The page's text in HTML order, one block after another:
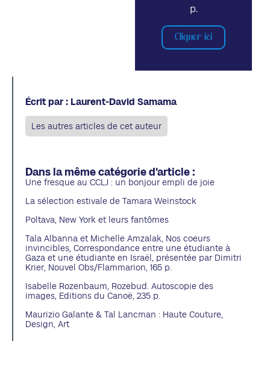
p.
Cliquer ici
Écrit par : Laurent-David Samama
Les autres articles de cet auteur
Dans la même catégorie d'article :
Une fresque au CCLJ : un bonjour empli de joie
La sélection estivale de Tamara Weinstock
Poltava, New York et leurs fantômes
Tala Albanna et Michelle Amzalak, Nos coeurs
invincibles, Correspondance entre une étudiante à
Gaza et une étudiante en Israël, présentée par Dimitri
Krier, Nouvel Obs/Flammarion, 165 p.
Isabelle Rozenbaum, Rozebud. Autoscopie des
images, Editions du Canoë, 235 p.
Maurizio Galante & Tal Lancman : Haute Couture,
Design, Art